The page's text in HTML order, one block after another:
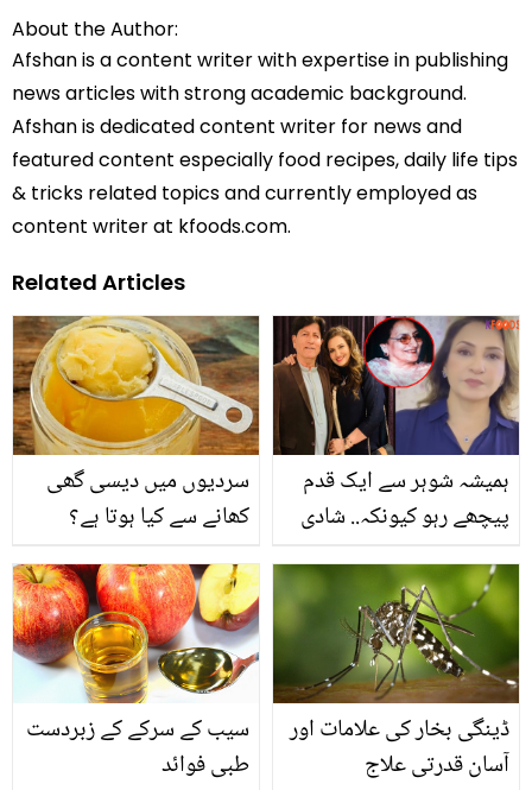
About the Author:
Afshan is a content writer with expertise in publishing
news articles with strong academic background.
Afshan is dedicated content writer for news and
featured content especially food recipes, daily life tips
& tricks related topics and currently employed as
content writer at kfoods.com.
Related Articles
سردیوں میں دیسی گھی
کھانے سے کیا ہوتا ہے؟
استعمال کرنے کے فوائد اور
اسے گھر میں بنانے کا آسان
طریقہ
ہمیشہ شوہر سے ایک قدم
پیچھے رہو کیونکہ.. شادی
نصیحت کی تھی؟ بیٹیوں
کی تربیت کے حوالے سے
صبا فیصل کا ویڈیو پیغام
سیب کے سرکے کے زبردست
طبی فوائد
ڈینگی بخار کی علامات اور
آسان قدرتی علاج